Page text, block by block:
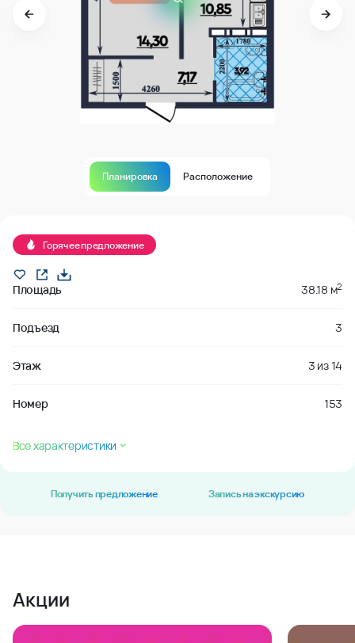
Планировка Расположение
Горячее предложение
Площадь 38.18 м2
Подъезд 3
Этаж 3 из14
Номер 153
Все характеристики
Получить предложение Запись на экскурсию
Акции